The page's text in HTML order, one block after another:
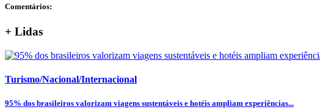
Comentários:
+ Lidas
Turismo/Nacional/Internacional
95% dos brasileiros valorizam viagens sustentáveis e hotéis ampliam experiências...